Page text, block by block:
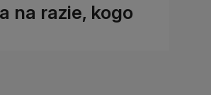
na razie, kogo